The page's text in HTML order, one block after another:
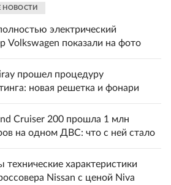
электрический
Volkswagen показали на фото
прошел процедуру
новая решетка и фонари
Cruiser 200 прошла 1 млн
на одном ДВС: что с ней стало
технические характеристики
Nissan с ценой Niva